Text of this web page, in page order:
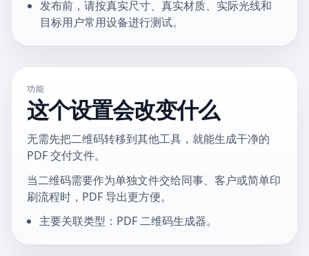
发布前，请按真实尺寸、真实材质、实际光线和
目标用户常用设备进行测试。
功能
这个设置会改变什么
无需先把二维码转移到其他工具，就能生成干净的
PDF 交付文件。
当二维码需要作为单独文件交给同事、客户或简单印
刷流程时，PDF 导出更方便。
主要关联类型：PDF 二维码生成器。